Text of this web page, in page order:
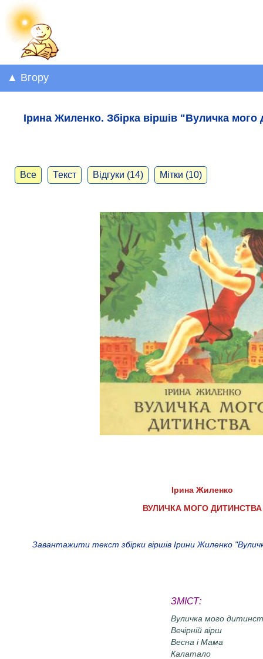
▲ Вгору
Ірина Жиленко. Збірка віршів "Вуличка мого
Все Текст Відгуки (14) Мітки (10)
Ірина Жиленко
ВУЛИЧКА МОГО ДИТИНСТВА
Завантажити текст збірки віршів Ірини Жиленко
ЗМІСТ:
Вуличка мого
Вечірній вірш
Весна і Мама
Калатало